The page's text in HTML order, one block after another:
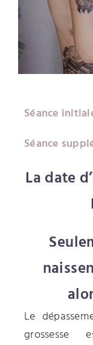
Séance
Séance
La date
Le